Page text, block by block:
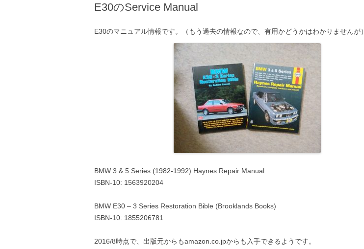
E30のService Manual
E30のマニュアル情報です。（もう過去の情報なので、有用かどうかはわかりませんが）
BMW 3 & 5 Series (1982-1992) Haynes Repair Manual
ISBN-10: 1563920204
BMW E30 – 3 Series Restoration Bible (Brooklands Books)
ISBN-10: 1855206781
2016/8時点で、出版元からもamazon.co.jpからも入手できるようです。